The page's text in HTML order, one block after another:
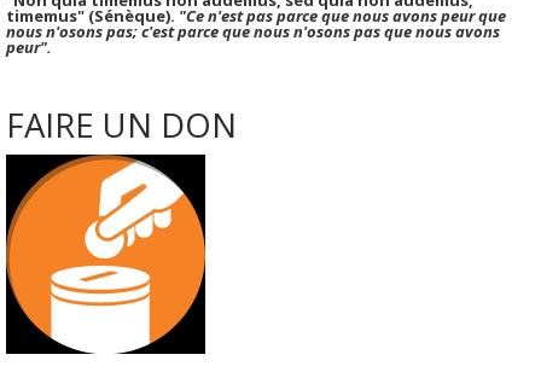
timemus" (Sénèque). "Ce n'est pas parce que nous avons peur que
nous n'osons pas; c'est parce que nous n'osons pas que nous avons
peur".
FAIRE UN DON